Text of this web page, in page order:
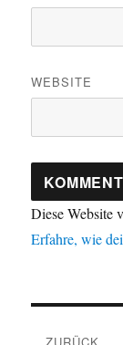
WEBSITE
Diese Website
Erfahre, wie